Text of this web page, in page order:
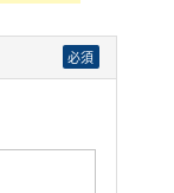
必須